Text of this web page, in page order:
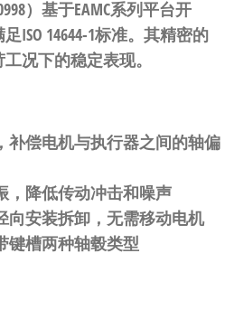
）基于EAMC系列平台开
ISO 14644-1标准。其精密的
况下的稳定表现。
补偿电机与执行器之间的轴偏
，降低传动冲击和噪声
向安装拆卸，无需移动电机
键槽两种轴毂类型